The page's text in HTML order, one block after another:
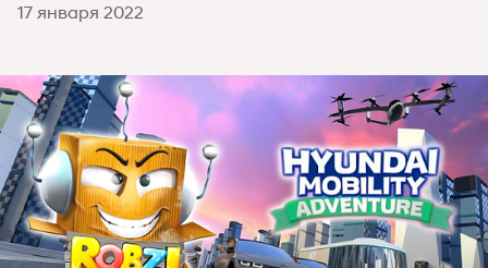
17 января 2022